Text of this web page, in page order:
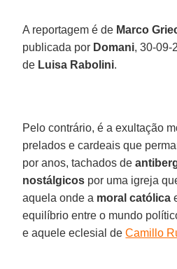
A reportagem é de Marco
publicada por Domani, 30-09-
de Luisa Rabolini.
Pelo contrário, é a exultação
prelados e cardeais que
por anos, tachados de
nostálgicos por uma igreja
aquela onde a moral católica
equilíbrio entre o mundo
e aquele eclesial deCamillo